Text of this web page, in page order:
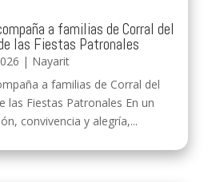
a familias de Corral del
las Fiestas Patronales
| Nayarit
a familias de Corral del
las Fiestas Patronales En un
convivencia y alegría,...